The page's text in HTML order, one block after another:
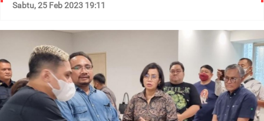
Sabtu, 25 Feb 2023 19:11